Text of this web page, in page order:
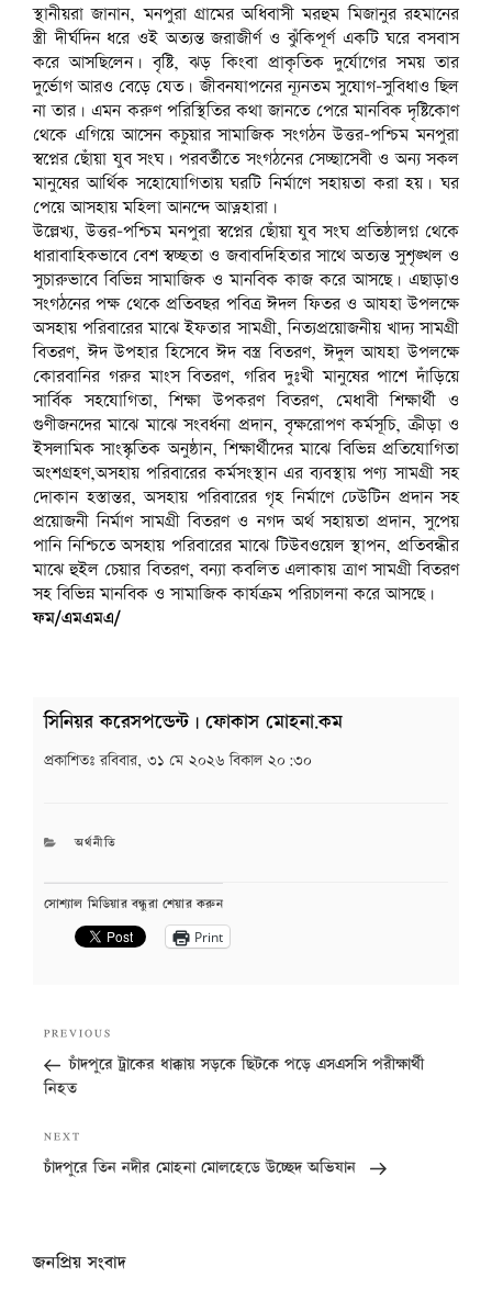
স্থানীয়রা জানান, মনপুরা গ্রামের অধিবাসী মরহুম মিজানুর রহমানের
স্ত্রী দীর্ঘদিন ধরে ওই অত্যন্ত জরাজীর্ণ ও ঝুঁকিপূর্ণ একটি ঘরে বসবাস
করে আসছিলেন। বৃষ্টি, ঝড় কিংবা প্রাকৃতিক দুর্যোগের সময় তার
দুর্ভোগ আরও বেড়ে যেত। জীবনযাপনের ন্যূনতম সুযোগ-সুবিধাও ছিল
না তার। এমন করুণ পরিস্থিতির কথা জানতে পেরে মানবিক দৃষ্টিকোণ
থেকে এগিয়ে আসেন কচুয়ার সামাজিক সংগঠন উত্তর-পশ্চিম মনপুরা
স্বপ্নের ছোঁয়া যুব সংঘ। পরবর্তীতে সংগঠনের সেচ্ছাসেবী ও অন্য সকল
মানুষের আর্থিক সহোযোগিতায় ঘরটি নির্মাণে সহায়তা করা হয়। ‎ঘর
পেয়ে আসহায় মহিলা আনন্দে আত্নহারা।
উল্লেখ্য, উত্তর-পশ্চিম মনপুরা স্বপ্নের ছোঁয়া যুব সংঘ প্রতিষ্ঠালগ্ন থেকে
ধারাবাহিকভাবে বেশ স্বচ্ছতা ও জবাবদিহিতার সাথে অত্যন্ত সুশৃঙ্খল ও
সুচারুভাবে বিভিন্ন সামাজিক ও মানবিক কাজ করে আসছে। এছাড়াও
সংগঠনের পক্ষ থেকে প্রতিবছর পবিত্র ঈদল ফিতর ও আযহা উপলক্ষে
অসহায় পরিবারের মাঝে ইফতার সামগ্রী, নিত্যপ্রয়োজনীয় খাদ্য সামগ্রী
বিতরণ, ঈদ উপহার হিসেবে ঈদ বস্ত্র বিতরণ, ঈদুল আযহা উপলক্ষে
কোরবানির গরুর মাংস বিতরণ, গরিব দুঃখী মানুষের পাশে দাঁড়িয়ে
সার্বিক সহযোগিতা, শিক্ষা উপকরণ বিতরণ, মেধাবী শিক্ষার্থী ও
গুণীজনদের মাঝে মাঝে সংবর্ধনা প্রদান, বৃক্ষরোপণ কর্মসূচি, ক্রীড়া ও
ইসলামিক সাংস্কৃতিক অনুষ্ঠান, শিক্ষার্থীদের মাঝে বিভিন্ন প্রতিযোগিতা
অংশগ্রহণ,অসহায় পরিবারের কর্মসংস্থান এর ব্যবস্থায় পণ্য সামগ্রী সহ
দোকান হস্তান্তর, অসহায় পরিবারের গৃহ নির্মাণে ঢেউটিন প্রদান সহ
প্রয়োজনী নির্মাণ সামগ্রী বিতরণ ও নগদ অর্থ সহায়তা প্রদান, সুপেয়
পানি নিশ্চিতে অসহায় পরিবারের মাঝে টিউবওয়েল স্থাপন, প্রতিবন্ধীর
মাঝে হুইল চেয়ার বিতরণ, বন্যা কবলিত এলাকায় ত্রাণ সামগ্রী বিতরণ
সহ বিভিন্ন মানবিক ও সামাজিক কার্যক্রম পরিচালনা করে আসছে।
ফম/এমএমএ/
সিনিয়র করেসপন্ডেন্ট | ফোকাস মোহনা.কম
প্রকাশিতঃরবিবার, ৩১ মে ২০২৬ বিকাল ২০:৩০
CATEGORIES
অর্থনীতি
সোশ্যাল মিডিয়ার বন্ধুরা শেয়ার করুন
Print
navigation
Previous
Post
PREVIOUS
চাঁদপুরে ট্রাকের ধাক্কায় সড়কে ছিটকে পড়ে এসএসসি পরীক্ষার্থী
নিহত
Next
Post
NEXT
চাঁদপুরে তিন নদীর মোহনা মোলহেডে উচ্ছেদ অভিযান
জনপ্রিয় সংবাদ